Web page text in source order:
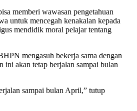
memberi wawasan pengetahuan
untuk mencegah kenakalan kepada
mendidik moral pelajar tentang
mengasuh bekerja sama dengan
ini akan tetap berjalan sampai bulan
sampai bulan April,” tutup